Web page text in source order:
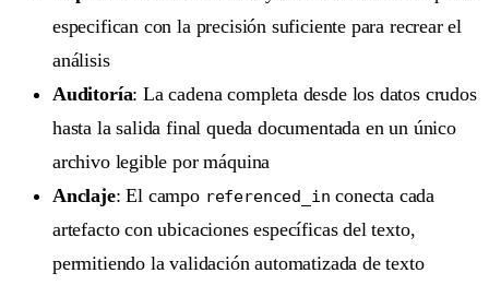
especifican con la precisión suficiente para recrear el
análisis
Auditoría: La cadena completa desde los datos crudos
hasta la salida final queda documentada en un único
archivo legible por máquina
Anclaje: El campo referenced_in conecta cada
artefacto con ubicaciones específicas del texto,
permitiendo la validación automatizada de texto